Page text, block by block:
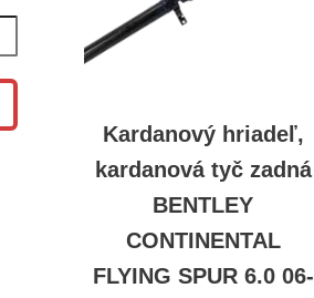
Kardanový hriadeľ,
kardanová tyč zadná
BENTLEY
CONTINENTAL
FLYING SPUR 6.0 06-